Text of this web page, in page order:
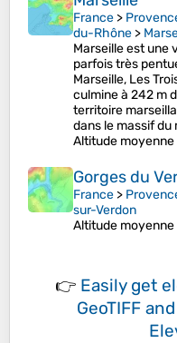
France >
du-Rhône >
Marseille est une
parfois très
Marseille, Les
culmine à 242 m
territoire
dans le massif du
Altitude moyenne
Gorges du
France >
sur-Verdon
Altitude moyenne
👉 Easily get
GeoTIFF